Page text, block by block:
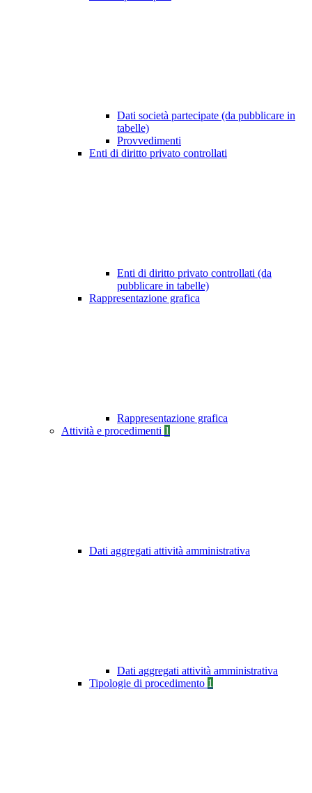
Dati società partecipate (da pubblicare in
tabelle)
Provvedimenti
Enti di diritto privato controllati
Enti di diritto privato controllati (da
pubblicare in tabelle)
Rappresentazione grafica
Rappresentazione grafica
Attività e procedimenti 1
Dati aggregati attività amministrativa
Dati aggregati attività amministrativa
Tipologie di procedimento 1